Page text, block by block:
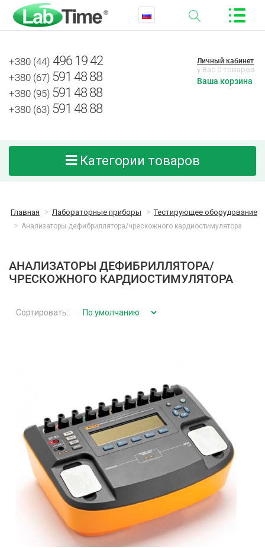
+380 (44) 496 19 42
+380 (67) 591 48 88
+380 (95) 591 48 88
+380 (63) 591 48 88
Личный кабинет
у Вас 0 товаров
Ваша корзина
Категории товаров
Главная Лабораторные приборы Тестирующее оборудование
Анализаторы дефибриллятора/чрескожного кардиостимулятора
АНАЛИЗАТОРЫ ДЕФИБРИЛЛЯТОРА/
ЧРЕСКОЖНОГО КАРДИОСТИМУЛЯТОРА
Сортировать: